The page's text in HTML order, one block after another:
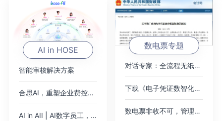
AI in HOSE
智能审核解决方案
合思AI，重塑企业费控范式
AI in AII | AI数字员工，即将加入你的公司
数电票专题
对话专家：全流程无纸化，破局数电票
下载《电子凭证数智化无需报销绿皮书》
数电票非收不可，管理难题如何绕过？